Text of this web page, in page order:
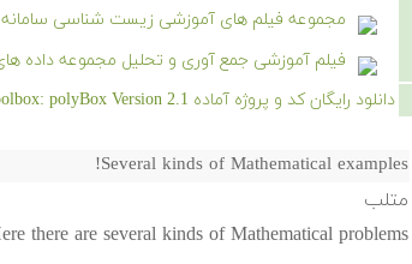
مجموعه فیلم های آموزشی زیست شناسی
فیلم آموزشی جمع آوری و تحلیل مجموعه داده
دانلود رایگان کد و پروژه آماده Polynomial Toolbox: polyBox Version 2.1 - کلیک کنید.
Several kinds of Mathematical examples!
متلب
there are several kinds of Mathematical problems!